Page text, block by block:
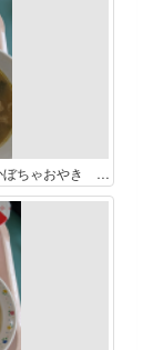
4月11日 ソフト麺 牛乳 肉味噌うどんの汁 かぼちゃおやき のり酢和え